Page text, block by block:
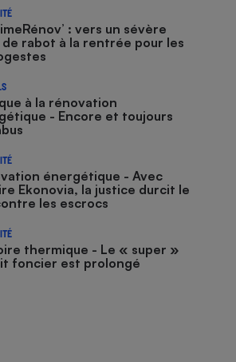
: vers un sévère
de rabot à la rentrée pour les
à la rénovation
- Encore et toujours
énergétique - Avec
Ekonovia, la justice durcit le
les escrocs
thermique - Le « super »
foncier est prolongé